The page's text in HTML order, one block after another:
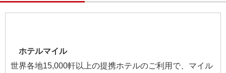
ホテルマイル
世界各地15,000軒以上の提携ホテルのご利用で、マイル